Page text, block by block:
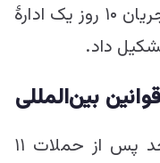
مورد افغانستان برگزار شد و در جریان ۱۰ روز یک ادارۀ
داد.
بین‌المللی
شورای امنیت سازمان ملل متحد پس از حملات ۱۱